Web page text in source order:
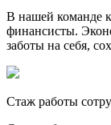
В нашей команде
финансисты.
заботы на себя,
Стаж работы